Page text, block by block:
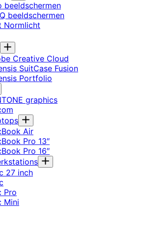
beeldschermen
beeldschermen
Normlicht
Creative Cloud
SuitCase Fusion
Portfolio
graphics
Air
Pro 13″
Pro 16″
27 inch
Pro
Mini